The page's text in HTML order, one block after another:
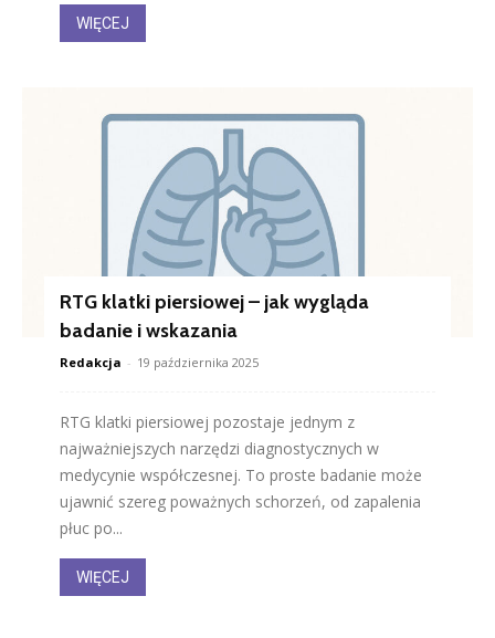
WIĘCEJ
RTG klatki piersiowej – jak wygląda
badanie i wskazania
Redakcja - 19 października 2025
RTG klatki piersiowej pozostaje jednym z
najważniejszych narzędzi diagnostycznych w
medycynie współczesnej. To proste badanie może
ujawnić szereg poważnych schorzeń, od zapalenia
płuc po...
WIĘCEJ